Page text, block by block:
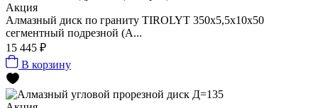
Акция
Алмазный диск по граниту TIROLYT 350x5,5x10x50
сегментный подрезной (А...
15 445 ₽
В корзину